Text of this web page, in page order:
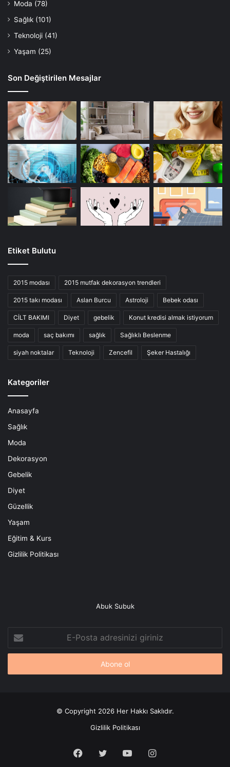
Moda (78)
Sağlık (101)
Teknoloji (41)
Yaşam (25)
Son Değiştirilen Mesajlar
Etiket Bulutu
2015 modası 2015 mutfak dekorasyon trendleri
2015 takı modası Aslan Burcu Astroloji Bebek odası
CİLT BAKIMI Diyet gebelik Konut kredisi almak istiyorum
moda saç bakımı sağlık Sağlıklı Beslenme
siyah noktalar Teknoloji Zencefil Şeker Hastalığı
Kategoriler
Anasayfa
Sağlık
Moda
Dekorasyon
Gebelik
Diyet
Güzellik
Yaşam
Eğitim & Kurs
Gizlilik Politikası
Abuk Subuk
Posta
adresinizi
© Copyright 2026 Her Hakkı Saklıdır.
Gizlilik Politikası
Facebook
X YouTubeInstagram